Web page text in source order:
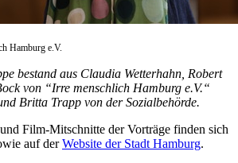
Hamburg e.V.
bestand aus Claudia Wetterhahn, Robert
von “Irre menschlich Hamburg e.V.“
Britta Trapp von der Sozialbehörde.
Film-Mitschnitte der Vorträge finden sich
auf derWebsite der Stadt Hamburg.